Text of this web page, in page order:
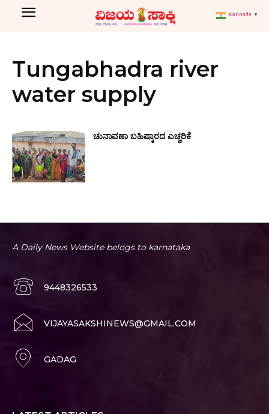
Tungabhadra river
water supply
ಚುನಾವಣಾ ಬಹಿಷ್ಕಾರದ ಎಚ್ಚರಿಕೆ
A Daily News Website belogs to karnataka
9448326533
VIJAYASAKSHINEWS@GMAIL.COM
GADAG
Kannada ▼